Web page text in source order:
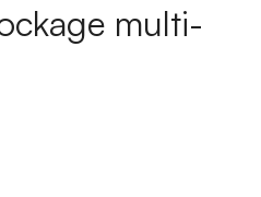
multi-